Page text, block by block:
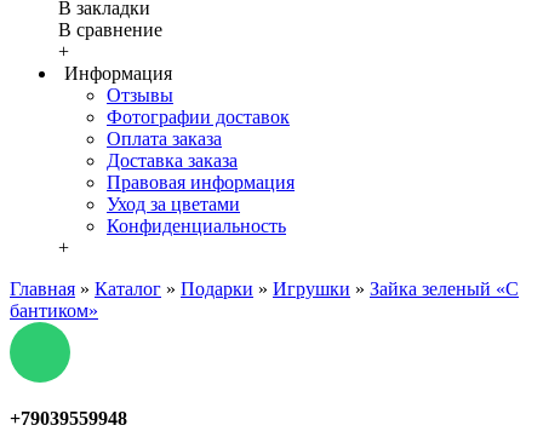
В закладки
В сравнение
+
Информация
Отзывы
Фотографии доставок
Оплата заказа
Доставка заказа
Правовая информация
Уход за цветами
Конфиденциальность
+
Главная » Каталог » Подарки » Игрушки » Зайка зеленый «С
бантиком»
+79039559948